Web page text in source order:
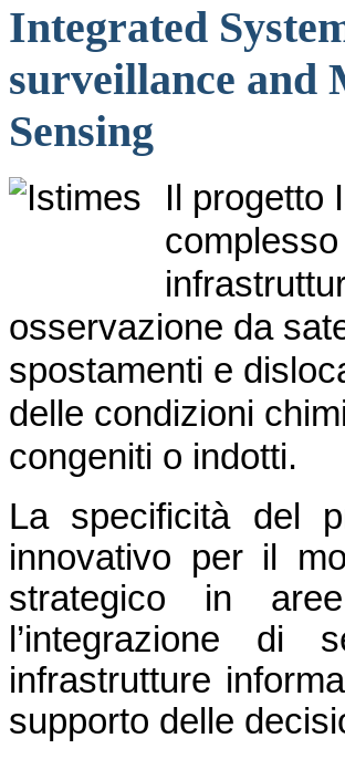
Integrated
surveillance and
Sensing
Il progetto
osservazione da
spostamenti e
delle condizioni
congeniti o indotti.
La specificità del
innovativo per il
strategico in
l’integrazione di
infrastrutture
supporto delle